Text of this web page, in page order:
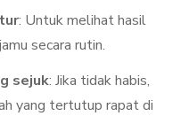
: Untuk melihat hasil
secara rutin.
sejuk: Jika tidak habis,
yang tertutup rapat di